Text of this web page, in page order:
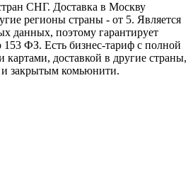
СНГ. Доставка в Москву
регионы страны - от 5. Является
данных, поэтому гарантирует
ФЗ. Есть бизнес-тариф с полной
доставкой в другие страны,
закрытым комьюнити.